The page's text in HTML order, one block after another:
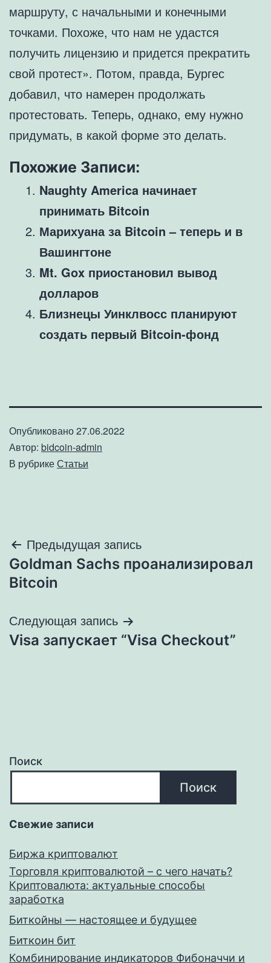
маршруту, с начальными и конечными
точками. Похоже, что нам не удастся
получить лицензию и придется прекратить
свой протест». Потом, правда, Бургес
добавил, что намерен продолжать
протестовать. Теперь, однако, ему нужно
придумать, в какой форме это делать.
Похожие Записи:
Naughty America начинает
принимать Bitcoin
Марихуана за Bitcoin – теперь и в
Вашингтоне
Mt. Gox приостановил вывод
долларов
Близнецы Уинклвосс планируют
создать первый Bitcoin-фонд
Опубликовано27.06.2022
Автор: bidcoin-admin
В рубрикеСтатьи
Навигация
по
Предыдущая запись
Goldman Sachs проанализировал
Bitcoin
Следующая запись
Visa запускает “Visa Checkout”
Поиск
Поиск
Свежие записи
Биржа криптовалют
Торговля криптовалютой – с чего начать?
Криптовалюта: актуальные способы
заработка
Биткойны — настоящее и будущее
Биткоин бит
Комбинирование индикаторов Фибоначчи и